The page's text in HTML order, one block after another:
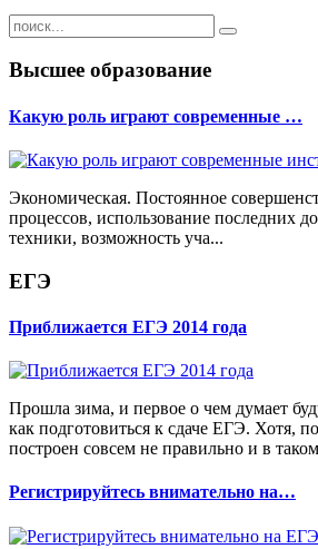
Высшее образование
Какую роль играют современные …
Экономическая. Постоянное
процессов, использование последних
техники, возможность уча...
ЕГЭ
Приближается ЕГЭ 2014 года
Прошла зима, и первое о чем думает
как подготовиться к сдаче ЕГЭ. Хотя,
построен совсем не правильно и в
Регистрируйтесь внимательно на…